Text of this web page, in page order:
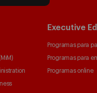
Executive
Programas para
Programas para
Programas online